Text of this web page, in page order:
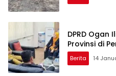
DPRD Ogan
Provinsi di
Berita 14